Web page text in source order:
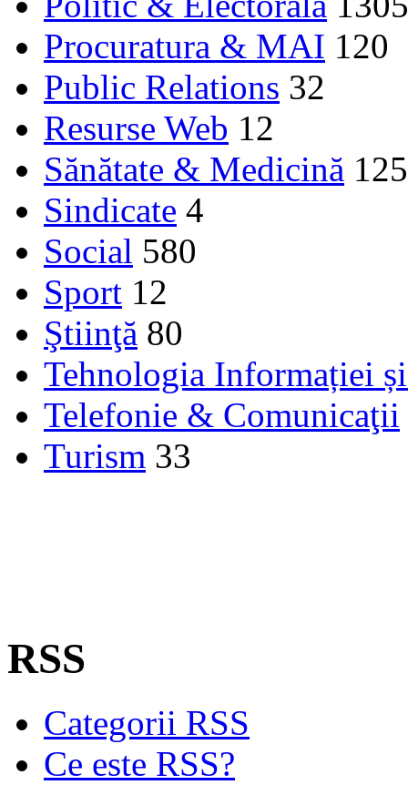
Procuratura & MAI 120
Public Relations 32
Resurse Web 12
Sănătate & Medicină 125
Sindicate 4
Social 580
Sport 12
Ştiinţă 80
Tehnologia Informației
Telefonie & Comunicaţii
Turism 33
RSS
Categorii RSS
Ce este RSS?